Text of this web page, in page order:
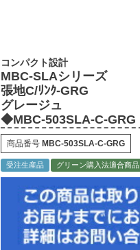
コンパクト設計
MBC-SLAシリーズ
張地C/ﾘﾝｸ-GRG
グレージュ
◆MBC-503SLA-C-GRG
商品番号 MBC-503SLA-C-GRG
受注生産品 グリーン購入法適合商品